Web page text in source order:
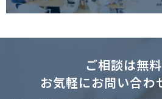
ご相談は無
お気軽にお問い合わ